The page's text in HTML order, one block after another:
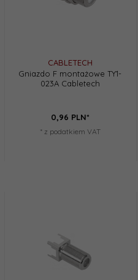
CABLETECH
Gniazdo F montażowe TY1-
023A Cabletech
0,96 PLN*
* z podatkiem VAT